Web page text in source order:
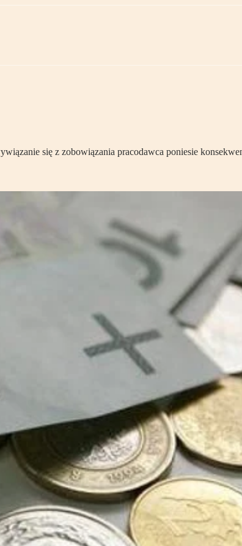
się z zobowiązania pracodawca poniesie